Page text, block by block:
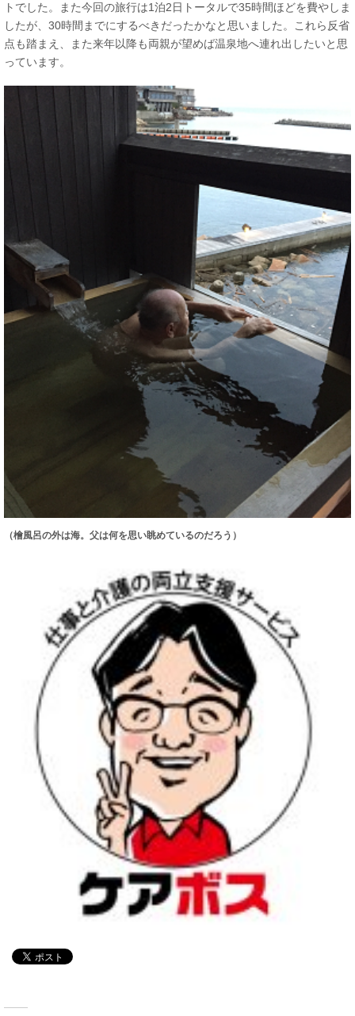
トでした。また今回の旅行は1泊2日トータルで35時間ほどを費やしま
したが、30時間までにするべきだったかなと思いました。これら反省
点も踏まえ、また来年以降も両親が望めば温泉地へ連れ出したいと思
っています。
（檜風呂の外は海。父は何を思い眺めているのだろう）